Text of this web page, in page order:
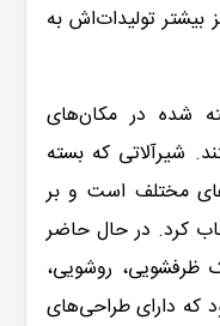
بیشتر تولیدات‌اش به
شده در مکان‌های
شیرآلاتی که بسته
مختلف است و بر
کرد. در حال حاضر
ظرفشویی، روشویی،
که دارای طراحی‌های